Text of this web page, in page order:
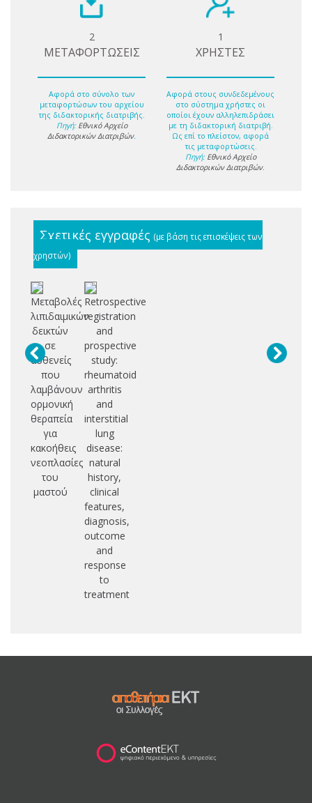
2
ΜΕΤΑΦΟΡΤΩΣΕΙΣ
Αφορά στο σύνολο των
μεταφορτώσων του αρχείου
της διδακτορικής διατριβής.
Πηγή: Εθνικό Αρχείο
Διδακτορικών Διατριβών.
1
ΧΡΗΣΤΕΣ
Αφορά στους συνδεδεμένους
στο σύστημα χρήστες οι
οποίοι έχουν αλληλεπιδράσει
με τη διδακτορική διατριβή.
Ως επί το πλείστον, αφορά
τις μεταφορτώσεις.
Πηγή: Εθνικό Αρχείο
Διδακτορικών Διατριβών.
Σχετικές εγγραφές (με βάση τις επισκέψεις των
χρηστών)
Μεταβολές
λιπιδαιμικών
δεικτών
σε
ασθενείς
που
λαμβάνουν
ορμονική
θεραπεία
για
κακοήθεις
νεοπλασίες
του
μαστού
Retrospective
registration
and
prospective
study:
rheumatoid
arthritis
and
interstitial
lung
disease:
natural
history,
clinical
features,
diagnosis,
outcome
and
response
to
treatment